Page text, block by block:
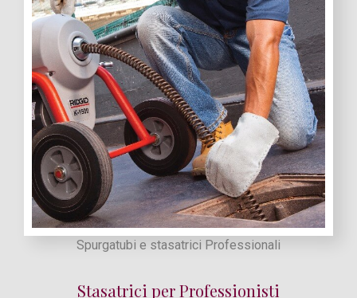
Stasatrici per Professionisti
Spurgatubi e stasatrici Professionali